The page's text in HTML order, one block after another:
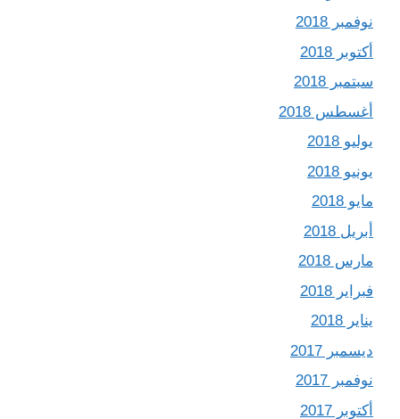
نوفمبر 2018
أكتوبر 2018
سبتمبر 2018
أغسطس 2018
يوليو 2018
يونيو 2018
مايو 2018
أبريل 2018
مارس 2018
فبراير 2018
يناير 2018
ديسمبر 2017
نوفمبر 2017
أكتوبر 2017